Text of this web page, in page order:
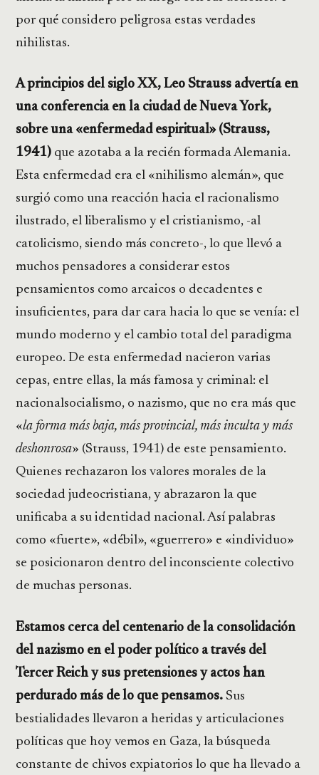
por qué considero peligrosa estas verdades
nihilistas.
A principios del siglo XX, Leo Strauss advertía en
una conferencia en la ciudad de Nueva York,
sobre una «enfermedad espiritual» (Strauss,
1941) que azotaba a la recién formada Alemania.
Esta enfermedad era el «nihilismo alemán», que
surgió como una reacción hacia el racionalismo
ilustrado, el liberalismo y el cristianismo, -al
catolicismo, siendo más concreto-, lo que llevó a
muchos pensadores a considerar estos
pensamientos como arcaicos o decadentes e
insuficientes, para dar cara hacia lo que se venía: el
mundo moderno y el cambio total del paradigma
europeo. De esta enfermedad nacieron varias
cepas, entre ellas, la más famosa y criminal: el
nacionalsocialismo, o nazismo, que no era más que
«la forma más baja, más provincial, más inculta y más
deshonrosa» (Strauss, 1941) de este pensamiento.
Quienes rechazaron los valores morales de la
sociedad judeocristiana, y abrazaron la que
unificaba a su identidad nacional. Así palabras
como «fuerte», «débil», «guerrero» e «individuo»
se posicionaron dentro del inconsciente colectivo
de muchas personas.
Estamos cerca del centenario de la consolidación
del nazismo en el poder político a través del
Tercer Reich y sus pretensiones y actos han
perdurado más de lo que pensamos. Sus
bestialidades llevaron a heridas y articulaciones
políticas que hoy vemos en Gaza, la búsqueda
constante de chivos expiatorios lo que ha llevado a